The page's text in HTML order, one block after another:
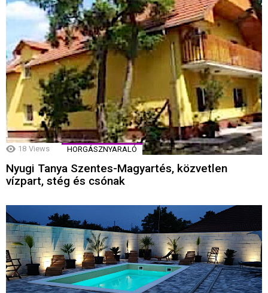
18 Views HORGÁSZNYARALÓ
Nyugi Tanya Szentes-Magyartés, közvetlen
vízpart, stég és csónak